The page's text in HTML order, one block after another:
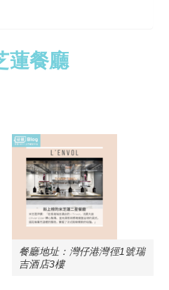
蓮餐廳
餐廳地址：灣仔港灣徑1號瑞
吉酒店3樓